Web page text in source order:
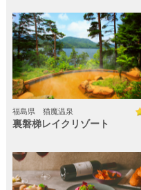
福島県 猫魔温泉
裏磐梯レイクリゾート